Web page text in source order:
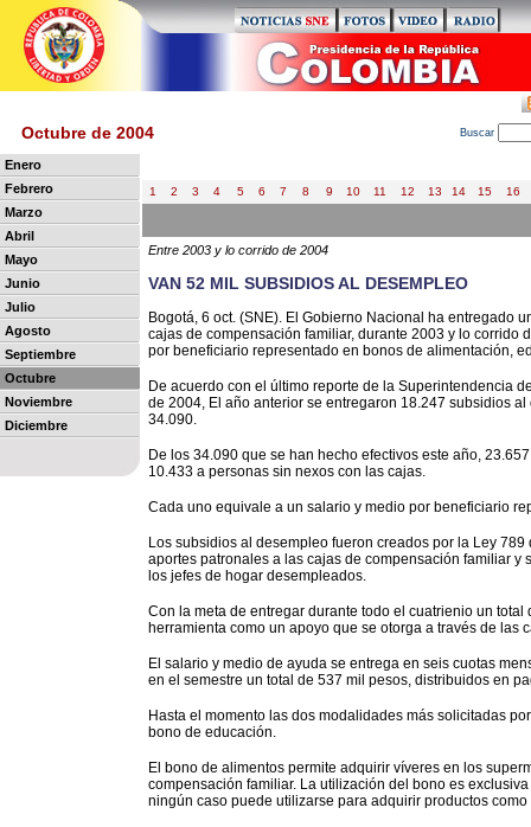
Octubre de 2004 Buscar
Enero
Febrero
Marzo
Abril
Mayo
Junio
Julio
Agosto
Septiembre
Octubre
Noviembre
Diciembre
1 2 3 4 5 6 7 8 9 10 11 12 13 14 15 16
Entre 2003 y lo corrido de 2004
VAN 52 MIL SUBSIDIOS AL DESEMPLEO
Bogotá, 6 oct. (SNE). El Gobierno Nacional ha entregado
cajas de compensación familiar, durante 2003 y lo
por beneficiario representado en bonos de alimentación,
De acuerdo con el último reporte de la Superintendencia
de 2004, El año anterior se entregaron 18.247 subsidios
34.090.
De los 34.090 que se han hecho efectivos este año,
10.433 a personas sin nexos con las cajas.
Cada uno equivale a un salario y medio por beneficiario
Los subsidios al desempleo fueron creados por la Ley
aportes patronales a las cajas de compensación familiar
los jefes de hogar desempleados.
Con la meta de entregar durante todo el cuatrienio un
herramienta como un apoyo que se otorga a través de
El salario y medio de ayuda se entrega en seis cuotas
en el semestre un total de 537 mil pesos, distribuidos en
Hasta el momento las dos modalidades más solicitadas
bono de educación.
El bono de alimentos permite adquirir víveres en los
compensación familiar. La utilización del bono es
ningún caso puede utilizarse para adquirir productos